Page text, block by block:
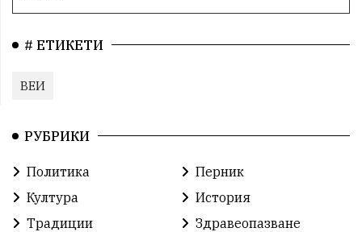
# ЕТИКЕТИ
ВЕИ
РУБРИКИ
Политика
Перник
Култура
История
Традиции
Здравеопазване